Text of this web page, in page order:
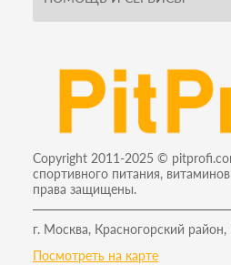
Copyright 2011-2025 ©
спортивного питания,
права защищены.
г. Москва, Красногорский
Посмотреть на карте